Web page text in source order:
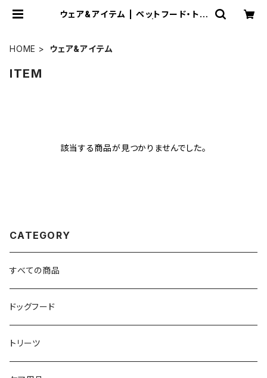
ウェア&アイテム | ペットフード・トリ
HOME
ウェア&アイテム
ITEM
該当する商品が見つかりませんでした。
CATEGORY
すべての商品
ドッグフード
トリーツ